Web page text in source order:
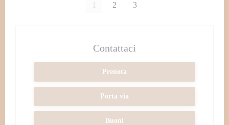
1 2 3
Contattaci
Prenota
Porta via
Buoni